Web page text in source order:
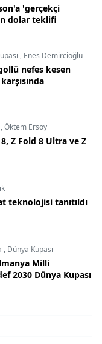
'gerçekçi
dolar teklifi
, Enes Demircioğlu
nefes kesen
,Öktem Ersoy
Z Fold 8 Ultra ve Z
teknolojisi tanıtıldı
, Dünya Kupası
Milli
2030 Dünya Kupası